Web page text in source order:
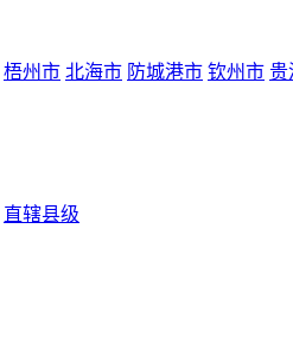
梧州市 北海市 防城港市 钦州市 贵
直辖县级